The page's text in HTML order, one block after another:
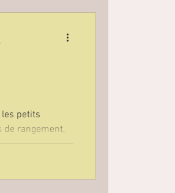
!
petits
de rangement,
les